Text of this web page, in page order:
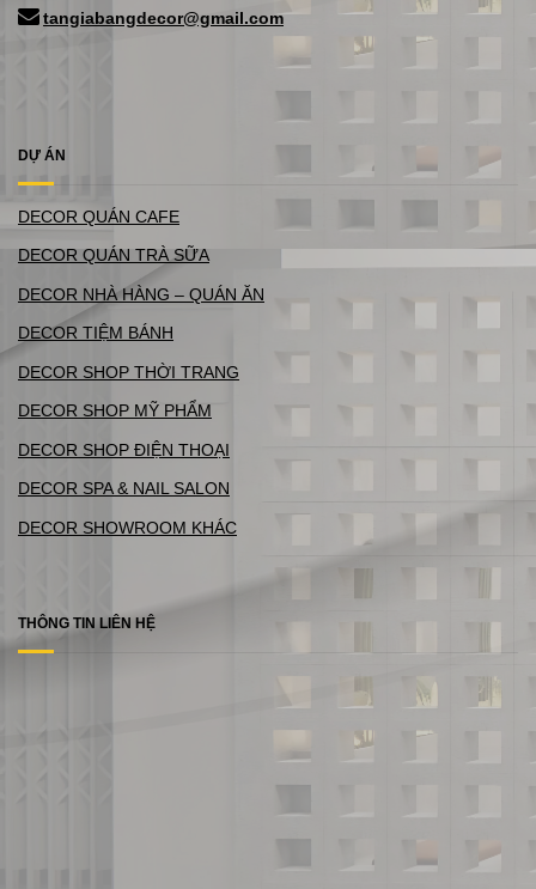
tangiabangdecor@gmail.com
DỰ ÁN
DECOR QUÁN CAFE
DECOR QUÁN TRÀ SỮA
DECOR NHÀ HÀNG – QUÁN ĂN
DECOR TIỆM BÁNH
DECOR SHOP THỜI TRANG
DECOR SHOP MỸ PHẨM
DECOR SHOP ĐIỆN THOẠI
DECOR SPA & NAIL SALON
DECOR SHOWROOM KHÁC
THÔNG TIN LIÊN HỆ